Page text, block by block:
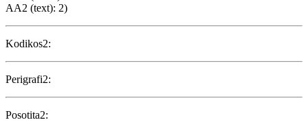
AA2 (text): 2)
Kodikos2:
Perigrafi2:
Posotita2: